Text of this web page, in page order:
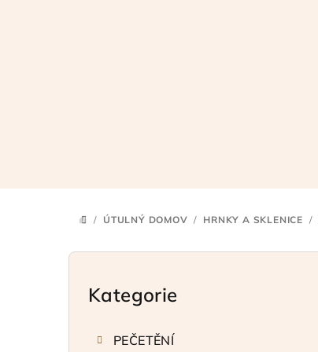
DOMŮ
/ ÚTULNÝ DOMOV / HRNKY A SKLENICE /
P
Přeskočit
kategorie
Kategorie
PEČETĚNÍ